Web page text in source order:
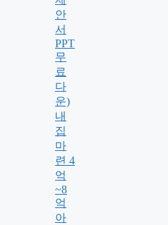
안
서
PPT
무
료
다
운)
내
집
마
련 4
억
~8
억
아